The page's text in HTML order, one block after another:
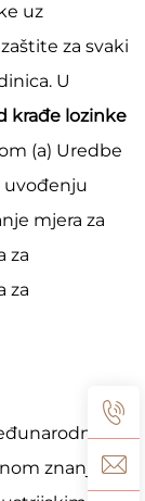
uz
za svaki
U
krađe lozinke
(a) Uredbe
uvođenju
mjera za
za
za
znanjem